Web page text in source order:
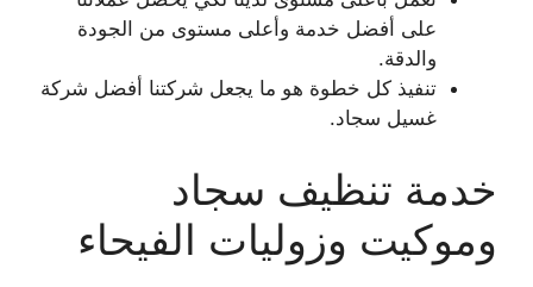
على أفضل خدمة وأعلى مستوى من الجودة
والدقة.
تنفيذ كل خطوة هو ما يجعل شركتنا أفضل شركة
غسيل سجاد.
خدمة تنظيف سجاد
وموكيت وزوليات الفيحاء